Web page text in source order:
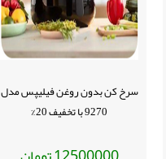
سرخ کن بدون روغن فیلیپس مدل
9270 با تخفیف 20%
12500000